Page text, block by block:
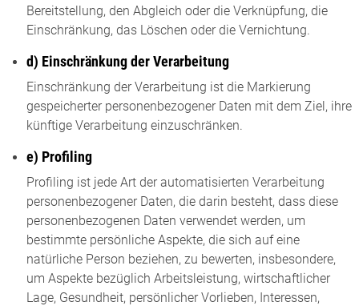
Bereitstellung, den Abgleich oder die Verknüpfung, die
Einschränkung, das Löschen oder die Vernichtung.
d) Einschränkung der Verarbeitung
Einschränkung der Verarbeitung ist die Markierung
gespeicherter personenbezogener Daten mit dem Ziel, ihre
künftige Verarbeitung einzuschränken.
e) Profiling
Profiling ist jede Art der automatisierten Verarbeitung
personenbezogener Daten, die darin besteht, dass diese
personenbezogenen Daten verwendet werden, um
bestimmte persönliche Aspekte, die sich auf eine
natürliche Person beziehen, zu bewerten, insbesondere,
um Aspekte bezüglich Arbeitsleistung, wirtschaftlicher
Lage, Gesundheit, persönlicher Vorlieben, Interessen,